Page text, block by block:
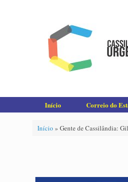
Início Correio do
Início » Gente de Cassilândia: